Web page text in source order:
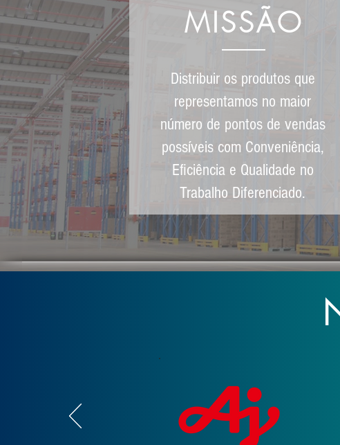
MISSÃO
Distribuir os produtos que
representamos no maior
número de pontos de vendas
possíveis com Conveniência,
Eficiência e Qualidade no
Trabalho Diferenciado.